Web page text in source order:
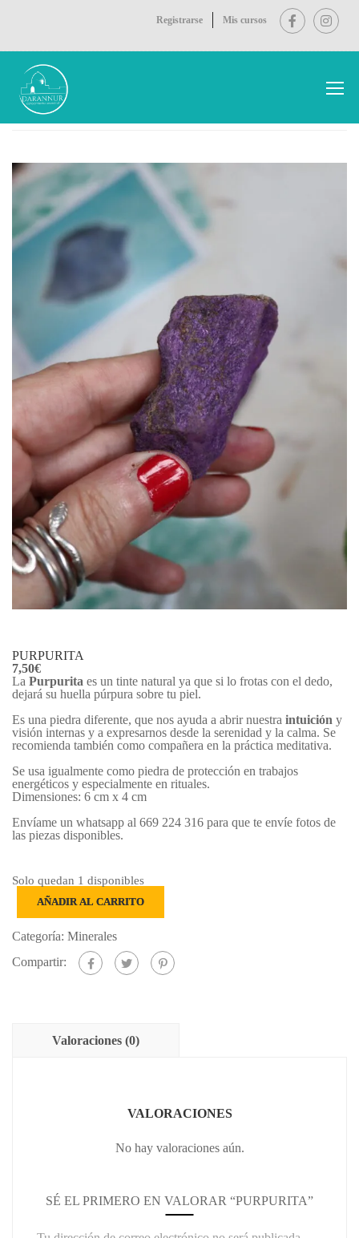
Registrarse Mis cursos
Inicio
PURPURITA
7,50€
La Purpurita es un tinte natural ya que si lo frotas con el dedo,
dejará su huella púrpura sobre tu piel.
Es una piedra diferente, que nos ayuda a abrir nuestra intuición y
visión internas y a expresarnos desde la serenidad y la calma. Se
recomienda también como compañera en la práctica meditativa.
Se usa igualmente como piedra de protección en trabajos
energéticos y especialmente en rituales.
Dimensiones: 6 cm x 4 cm
Envíame un whatsapp al 669 224 316 para que te envíe fotos de
las piezas disponibles.
Solo quedan 1 disponibles
PURPURITA
cantidadAÑADIR AL CARRITO
Categoría: Minerales
Compartir:
Valoraciones (0)
VALORACIONES
No hay valoraciones aún.
SÉ EL PRIMERO EN VALORAR “PURPURITA”